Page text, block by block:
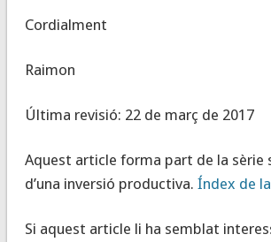
Cordialment
Raimon
Última revisió: 22 de març de 2017
Aquest article forma part de la sèrie
d’una inversió productiva. Índex de
Si aquest article li ha semblat